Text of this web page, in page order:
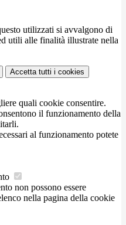
utilizzati si avvalgono di
utili alle finalità illustrate nella
Accetta tutti i cookies
quali cookie consentire.
il funzionamento della
al funzionamento potete
non possono essere
nella pagina della cookie